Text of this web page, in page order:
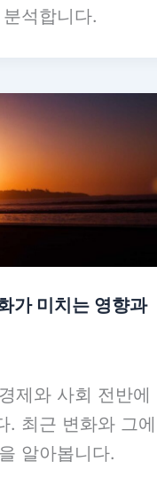
석합니다.
가 미치는 영향과
제와 사회 전반에
. 최근 변화와 그에
알아봅니다.